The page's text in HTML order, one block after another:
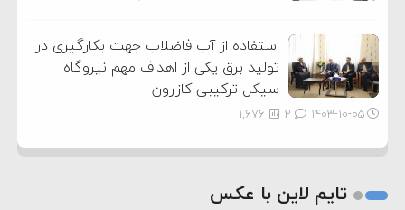
استفاده از آب فاضلاب جهت بکارگیری در
تولید برق یکی از اهداف مهم نیروگاه
سیکل ترکیبی کازرون
۱۴۰۳-۱۰-۰۵ 1,676
تایم لاین با عکس